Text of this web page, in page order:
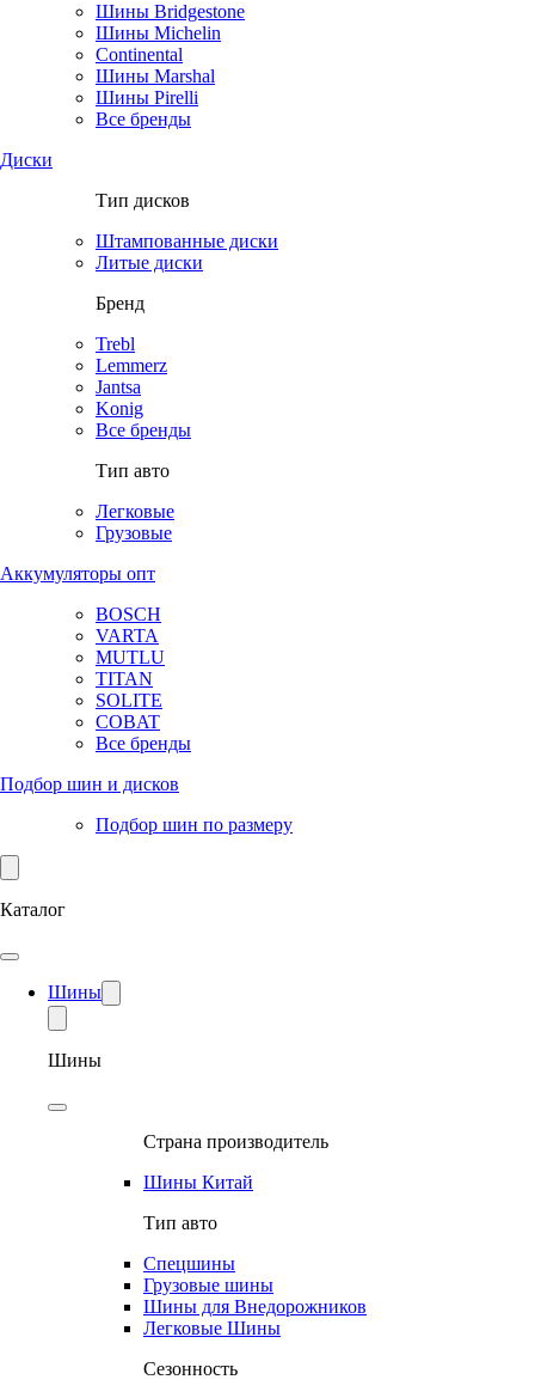
Шины Bridgestone
Шины Michelin
Continental
Шины Marshal
Шины Pirelli
Все бренды
Диски
Тип дисков
Штампованные диски
Литые диски
Бренд
Trebl
Lemmerz
Jantsa
Konig
Все бренды
Тип авто
Легковые
Грузовые
Аккумуляторы опт
BOSCH
VARTA
MUTLU
TITAN
SOLITE
COBAT
Все бренды
Подбор шин и дисков
Подбор шин по размеру
Каталог
Шины
Шины
Страна производитель
Шины Китай
Тип авто
Спецшины
Грузовые шины
Шины для Внедорожников
Легковые Шины
Сезонность